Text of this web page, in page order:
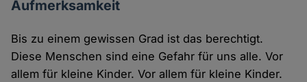
Aufmerksamkeit
Bis zu einem gewissen Grad ist das berechtigt.
Diese Menschen sind eine Gefahr für uns alle. Vor
allem für kleine Kinder. Vor allem für kleine Kinder.